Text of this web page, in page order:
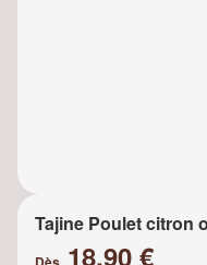
Tajine Poulet citron
18.90 €